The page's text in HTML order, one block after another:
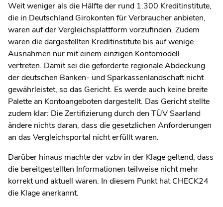
Weit weniger als die Hälfte der rund 1.300 Kreditinstitute,
die in Deutschland Girokonten für Verbraucher anbieten,
waren auf der Vergleichsplattform vorzufinden. Zudem
waren die dargestellten Kreditinstitute bis auf wenige
Ausnahmen nur mit einem einzigen Kontomodell
vertreten. Damit sei die geforderte regionale Abdeckung
der deutschen Banken- und Sparkassenlandschaft nicht
gewährleistet, so das Gericht. Es werde auch keine breite
Palette an Kontoangeboten dargestellt. Das Gericht stellte
zudem klar: Die Zertifizierung durch den TÜV Saarland
ändere nichts daran, dass die gesetzlichen Anforderungen
an das Vergleichsportal nicht erfüllt waren.
Darüber hinaus machte der vzbv in der Klage geltend, dass
die bereitgestellten Informationen teilweise nicht mehr
korrekt und aktuell waren. In diesem Punkt hat CHECK24
die Klage anerkannt.